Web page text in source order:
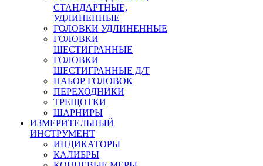
СТАНДАРТНЫЕ,
УДЛИНЕННЫЕ
ГОЛОВКИ УДЛИНЕННЫЕ
ГОЛОВКИ
ШЕСТИГРАННЫЕ
ГОЛОВКИ
ШЕСТИГРАННЫЕ Д/Т
НАБОР ГОЛОВОК
ПЕРЕХОДНИКИ
ТРЕЩОТКИ
ШАРНИРЫ
ИЗМЕРИТЕЛЬНЫЙ
ИНСТРУМЕНТ
ИНДИКАТОРЫ
КАЛИБРЫ